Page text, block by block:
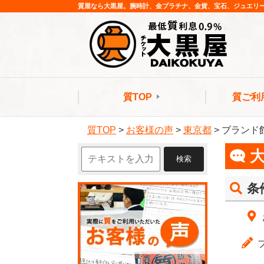
質屋なら大黒屋。腕時計、金プラチナ、金貨、宝石、ジュエ
質TOP 質ご利
質TOP > お客様の声 > 東京都 > ブランド
条